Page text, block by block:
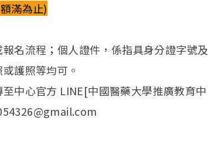
滿為止)
名流程；個人證件，係指具身分證字號及
護照等均可。
中心官方 LINE[中國醫藥大學推廣教育中